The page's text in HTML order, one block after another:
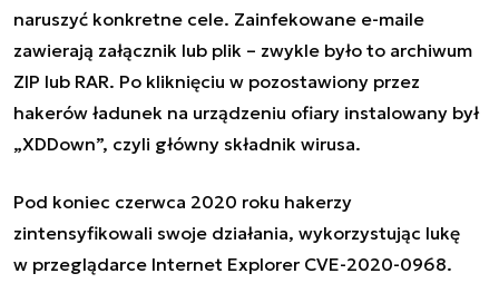
naruszyć konkretne cele. Zainfekowane e-maile
zawierają załącznik lub plik – zwykle było to archiwum
ZIP lub RAR. Po kliknięciu w pozostawiony przez
hakerów ładunek na urządzeniu ofiary instalowany był
„XDDown”, czyli główny składnik wirusa.
Pod koniec czerwca 2020 roku hakerzy
zintensyfikowali swoje działania, wykorzystując lukę
w przeglądarce Internet Explorer CVE-2020-0968.